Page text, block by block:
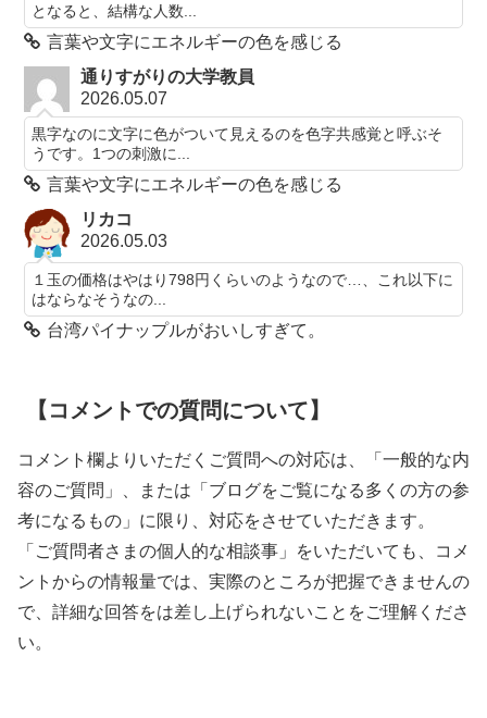
となると、結構な人数...
言葉や文字にエネルギーの色を感じる
通りすがりの大学教員
2026.05.07
黒字なのに文字に色がついて見えるのを色字共感覚と呼ぶそ
うです。1つの刺激に...
言葉や文字にエネルギーの色を感じる
リカコ
2026.05.03
１玉の価格はやはり798円くらいのようなので…、これ以下に
はならなそうなの...
台湾パイナップルがおいしすぎて。
【コメントでの質問について】
コメント欄よりいただくご質問への対応は、「一般的な内
容のご質問」、または「ブログをご覧になる多くの方の参
考になるもの」に限り、対応をさせていただきます。
「ご質問者さまの個人的な相談事」をいただいても、コメ
ントからの情報量では、実際のところが把握できませんの
で、詳細な回答をは差し上げられないことをご理解くださ
い。